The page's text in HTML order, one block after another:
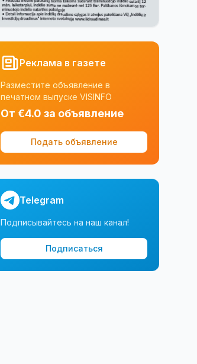
Реклама в газете
Разместите объявление в
печатном выпуске VISINFO
От €4.0 за объявление
Подать объявление
Telegram
Подписывайтесь на наш канал!
Подписаться